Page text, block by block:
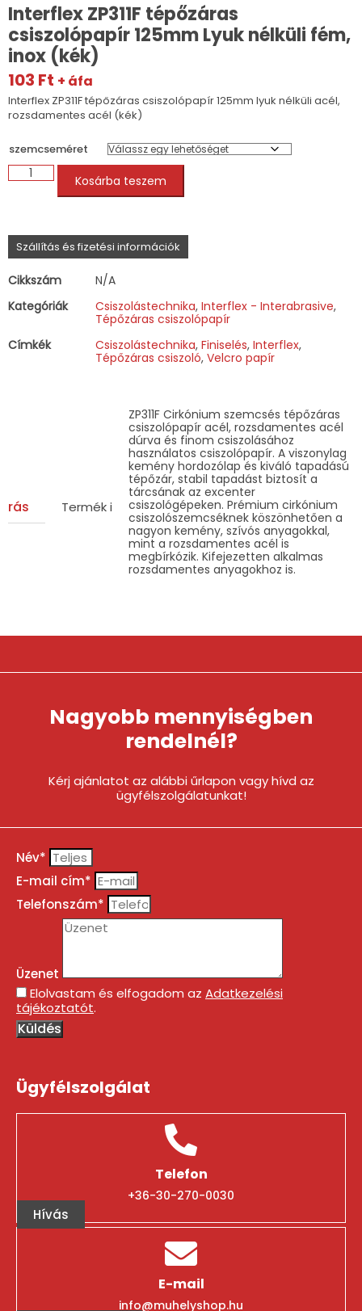
Interflex ZP311F tépőzáras
csiszolópapír 125mm Lyuk nélküli fém,
inox (kék)
103 Ft + áfa
Interflex ZP311F tépőzáras csiszolópapír 125mm lyuk nélküli acél,
rozsdamentes acél (kék)
szemcseméret
Interflex
ZP311F
tépőzáras
Lyuk
nélküli
fém,
inox
(kék)
mennyiség
Kosárba teszem
Szállítás és fizetési információk
Cikkszám
N/A
Kategóriák
Csiszolástechnika, Interflex - Interabrasive,
Tépőzáras csiszolópapír
Címkék
Csiszolástechnika, Finiselés, Interflex,
Tépőzáras csiszoló, Velcro papír
Termék információk
ZP311F Cirkónium szemcsés tépőzáras
csiszolópapír acél, rozsdamentes acél
dúrva és finom csiszolásához
használatos csiszolópapír. A viszonylag
kemény hordozólap és kiváló tapadású
tépőzár, stabil tapadást biztosít a
tárcsának az excenter
csiszológépeken. Prémium cirkónium
csiszolószemcséknek köszönhetően a
nagyon kemény, szívós anyagokkal,
mint a rozsdamentes acél is
megbírkózik. Kifejezetten alkalmas
rozsdamentes anyagokhoz is.
Nagyobb mennyiségben
rendelnél?
Kérj ajánlatot az alábbi űrlapon vagy hívd az
ügyfélszolgálatunkat!
Név*
E-mail cím*
Telefonszám*
Üzenet
Elolvastam és elfogadom az Adatkezelési
tájékoztatót.
Küldés
Ügyfélszolgálat
Telefon
+36-30-270-0030
Hívás
E-mail
info@muhelyshop.hu